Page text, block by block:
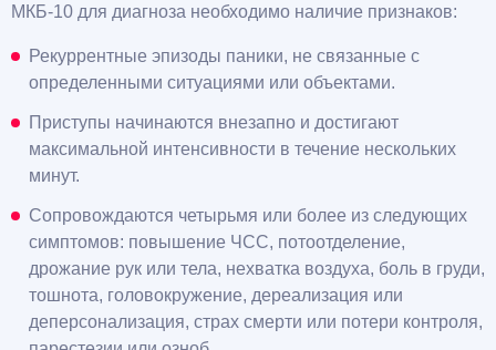
МКБ-10 для диагноза необходимо наличие признаков:
Рекуррентные эпизоды паники, не связанные с
определенными ситуациями или объектами.
Приступы начинаются внезапно и достигают
максимальной интенсивности в течение нескольких
минут.
Сопровождаются четырьмя или более из следующих
симптомов: повышение ЧСС, потоотделение,
дрожание рук или тела, нехватка воздуха, боль в груди,
тошнота, головокружение, дереализация или
деперсонализация, страх смерти или потери контроля,